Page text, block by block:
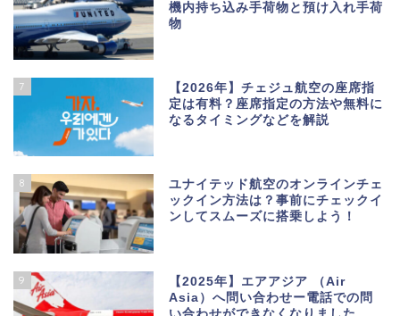
機内持ち込み手荷物と預け入れ手荷
物
7
【2026年】チェジュ航空の座席指
定は有料？座席指定の方法や無料に
なるタイミングなどを解説
8
ユナイテッド航空のオンラインチェ
ックイン方法は？事前にチェックイ
ンしてスムーズに搭乗しよう！
9
【2025年】エアアジア （Air
Asia）へ問い合わせー電話での問